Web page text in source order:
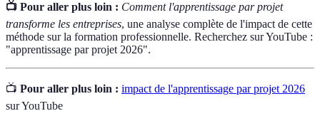
📺 Pour aller plus loin : Comment l'apprentissage par projet
transforme les entreprises, une analyse complète de l'impact de cette
méthode sur la formation professionnelle. Recherchez sur YouTube :
"apprentissage par projet 2026".
📺 Pour aller plus loin : impact de l'apprentissage par projet 2026
sur YouTube